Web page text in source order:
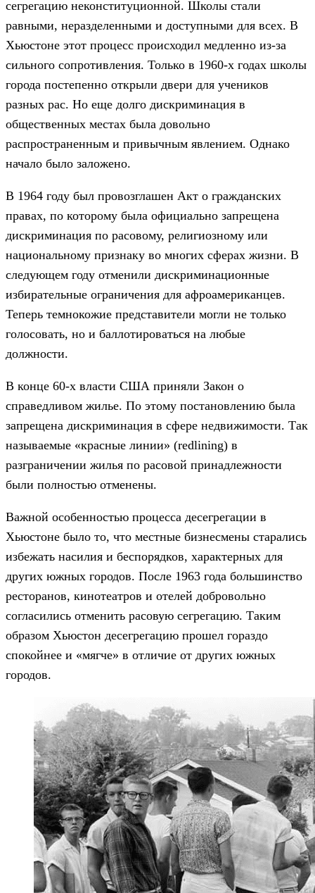
сегрегацию неконституционной. Школы стали
равными, неразделенными и доступными для всех. В
Хьюстоне этот процесс происходил медленно из-за
сильного сопротивления. Только в 1960-х годах школы
города постепенно открыли двери для учеников
разных рас. Но еще долго дискриминация в
общественных местах была довольно
распространенным и привычным явлением. Однако
начало было заложено.
В 1964 году был провозглашен Акт о гражданских
правах, по которому была официально запрещена
дискриминация по расовому, религиозному или
национальному признаку во многих сферах жизни. В
следующем году отменили дискриминационные
избирательные ограничения для афроамериканцев.
Теперь темнокожие представители могли не только
голосовать, но и баллотироваться на любые
должности.
В конце 60-х власти США приняли Закон о
справедливом жилье. По этому постановлению была
запрещена дискриминация в сфере недвижимости. Так
называемые «красные линии» (redlining) в
разграничении жилья по расовой принадлежности
были полностью отменены.
Важной особенностью процесса десегрегации в
Хьюстоне было то, что местные бизнесмены старались
избежать насилия и беспорядков, характерных для
других южных городов. После 1963 года большинство
ресторанов, кинотеатров и отелей добровольно
согласились отменить расовую сегрегацию. Таким
образом Хьюстон десегрегацию прошел гораздо
спокойнее и «мягче» в отличие от других южных
городов.